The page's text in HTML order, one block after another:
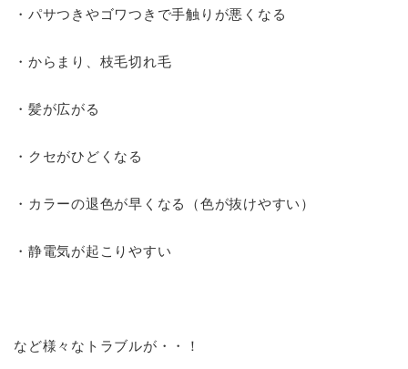
・パサつきやゴワつきで手触りが悪くなる
・からまり、枝毛切れ毛
・髪が広がる
・クセがひどくなる
・カラーの退色が早くなる（色が抜けやすい）
・静電気が起こりやすい
など様々なトラブルが・・！